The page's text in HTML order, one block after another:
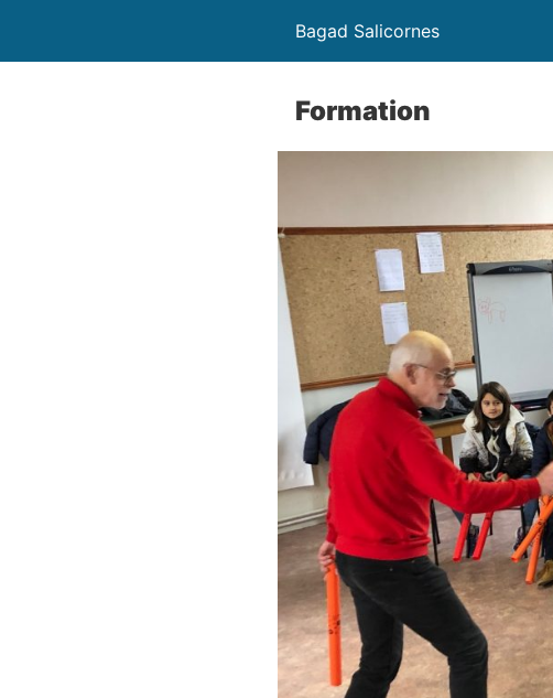
Bagad Salicornes
Formation